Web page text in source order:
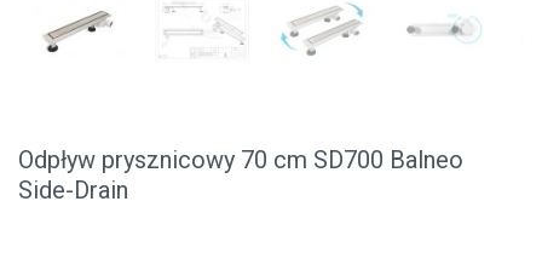
Odpływ prysznicowy 70 cm SD700 Balneo
Side-Drain